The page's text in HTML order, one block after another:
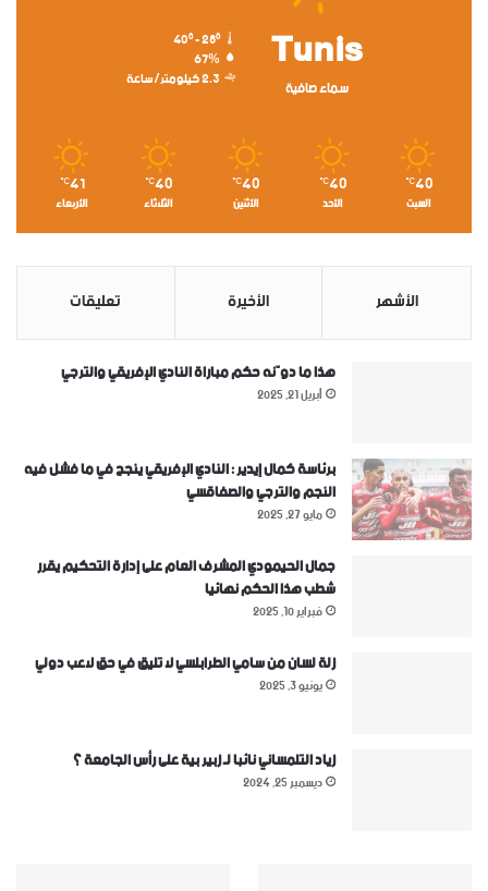
Tunis
سماء صافية
40º - 28º
67%
2.3 كيلومتر/ساعة
40
℃
السبت
40
℃
الأحد
40
℃
الأثنين
40
℃
الثلاثاء
41
℃
الأربعاء
الأشهر الأخيرة تعليقات
هذا ما دوّنه حكم مباراة النادي الإفريقي والترجي
أبريل 21, 2025
برئاسة كمال إيدير : النادي الإفريقي ينجح في ما فشل فيه
النجم والترجي والصفاقسي
مايو 27, 2025
جمال الحيمودي المشرف العام على إدارة التحكيم يقرر
شطب هذا الحكم نهائيا
فبراير 10, 2025
زلة لسان من سامي الطرابلسي لا تليق في حق لاعب دولي
يونيو 3, 2025
زياد التلمساني نائبا لـ زبير بية على رأس الجامعة ؟
ديسمبر 25, 2024